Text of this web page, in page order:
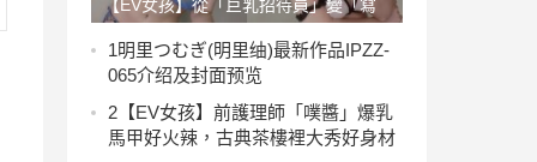
【EV女孩】從「巨乳招待員」變「寫
真正妹」，G奶「海里kairi」身材好消
暑！
1明里つむぎ(明里䌷)最新作品IPZZ-
065介绍及封面预览
2 【EV女孩】前護理師「噗醬」爆乳
馬甲好火辣，古典茶樓裡大秀好身材